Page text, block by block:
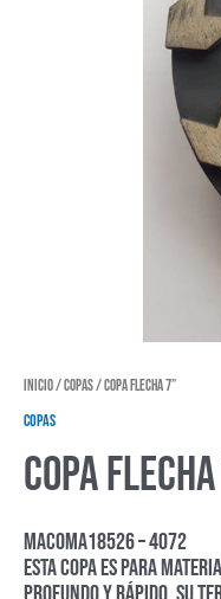
Inicio/Copas/ Copa flecha 7”
Copas
Copa flecha
MACOMA18526 – 4072
Esta copa es para